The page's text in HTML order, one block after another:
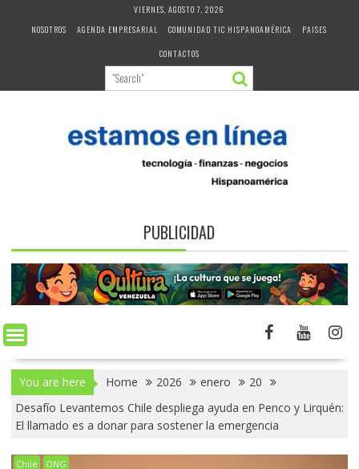
VIERNES, AGOSTO 7, 2026
NOSOTROS
AGENDA EMPRESARIAL COMUNIDAD TIC HISPANOAMÉRICA
PAISES
CONTACTOS
PUBLICIDAD
You are here Home 2026 enero
20
Desafío Levantemos Chile despliega ayuda en Penco y Lirquén:
El llamado es a donar para sostener la emergencia
Chile ONG